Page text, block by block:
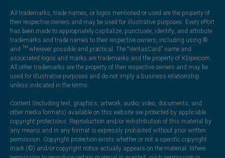
All trademarks, trade names, or logos mentioned or used are the property of
their respective owners and may be used for illustrative purposes. Every effort
has been made to appropriately capitalize, punctuate, identify, and attribute
trademarks and trade names to their respective owners, including using ®
and ™ wherever possible and practical. The “VeritasCard” name and
associated logos and marks are trademarks and the property of Klopercom.
All other trademarks are the property of their respective owners and may be
used for illustrative purposes and do not imply a business relationship
unless indicated in the terms.
Content (including text, graphics, artwork, audio, video, documents, and
other media formats) available on this website are protected by applicable
copyright protections. Reproduction and/or redistribution of this material by
any means and in any format is expressly prohibited without prior written
permission. Copyright protection exists whether or not a specific copyright
mark (©) and/or copyright notice actually appears on the material. Where